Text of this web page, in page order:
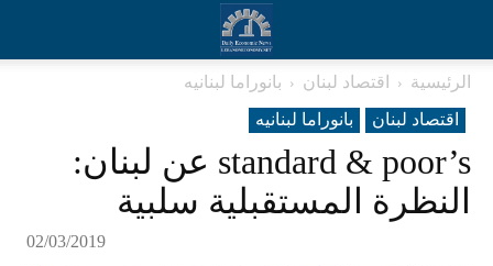
الرئيسية اقتصاد لبنان
بانوراما لبنانیه
اقتصاد لبنان
بانوراما لبنانیه
standard & poor’s عن لبنان:
النظرة المستقبلية سلبية
02/03/2019